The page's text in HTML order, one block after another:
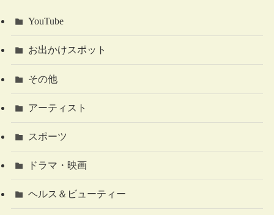
YouTube
お出かけスポット
その他
アーティスト
スポーツ
ドラマ・映画
ヘルス＆ビューティー